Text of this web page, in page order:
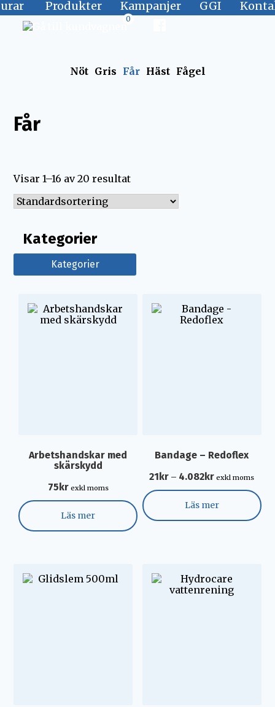
0
Produkter Kampanjer GGI
Nöt Gris Får Häst Fågel
Får
Visar 1–16 av 20 resultat
Kategorier
Kategorier
Alla kategorier
Hygien
Fågel & Grisprodukter
Ingivare Nöt & Får
Kalvprodukter
Arbetshandskar med
skärskydd
75kr exkl moms
Läs mer
Bandage – Redoflex
21kr – 4.082kr exkl moms
Läs mer